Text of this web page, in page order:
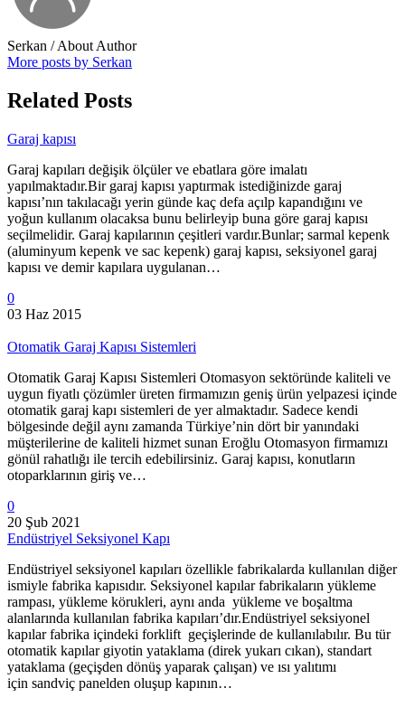
Serkan / About Author
More posts by Serkan
Related Posts
Garaj kapısı
Garaj kapıları değişik ölçüler ve ebatlara göre imalatı
yapılmaktadır.Bir garaj kapısı yaptırmak istediğinizde garaj
kapısı’nın takılacağı yerin günde kaç defa açılp kapandığını ve
yoğun kullanım olacaksa bunu belirleyip buna göre garaj kapısı
seçilmelidir. Garaj kapılarının çeşitleri vardır.Bunlar; sarmal kepenk
(aluminyum kepenk ve sac kepenk) garaj kapısı, seksiyonel garaj
kapısı ve demir kapılara uygulanan…
0
03 Haz 2015
Otomatik Garaj Kapısı Sistemleri
Otomatik Garaj Kapısı Sistemleri Otomasyon sektöründe kaliteli ve
uygun fiyatlı çözümler üreten firmamızın geniş ürün yelpazesi içinde
otomatik garaj kapı sistemleri de yer almaktadır. Sadece kendi
bölgesinde değil aynı zamanda Türkiye’nin dört bir yanındaki
müşterilerine de kaliteli hizmet sunan Eroğlu Otomasyon firmamızı
gönül rahatlığı ile tercih edebilirsiniz. Garaj kapısı, konutların
otoparklarının giriş ve…
0
20 Şub 2021
Endüstriyel Seksiyonel Kapı
Endüstriyel seksiyonel kapıları özellikle fabrikalarda kullanılan diğer
ismiyle fabrika kapısıdır. Seksiyonel kapılar fabrikaların yükleme
rampası, yükleme körukleri, aynı anda yükleme ve boşaltma
alanlarında kullanılan fabrika kapıları’dır.Endüstriyel seksiyonel
kapılar fabrika içindeki forklift geçişlerinde de kullanılabılır. Bu tür
otomatik kapılar giyotin yataklama (direk yukarı cıkan), standart
yataklama (geçişden dönüş yaparak çalışan) ve ısı yalıtımı
için sandviç panelden oluşup kapının…